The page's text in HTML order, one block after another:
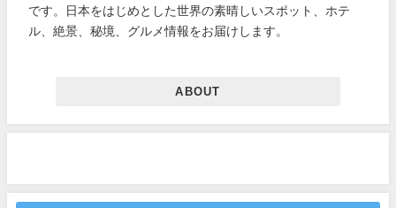
です。日本をはじめとした世界の素晴しいスポット、ホテ
ル、絶景、秘境、グルメ情報をお届けします。
ABOUT